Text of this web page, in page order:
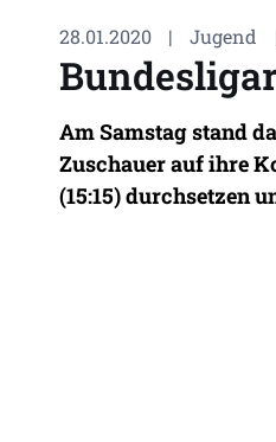
28.01.2020 | Jugend
Am Samstag stand
Zuschauer auf ihre
(15:15) durchsetzen